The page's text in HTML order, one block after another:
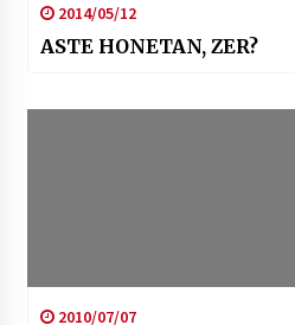
2014/05/12
ASTE HONETAN, ZER?
2010/07/07